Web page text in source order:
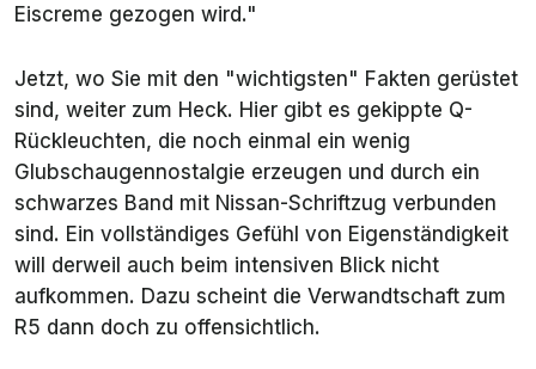
Eiscreme gezogen wird."
Jetzt, wo Sie mit den "wichtigsten" Fakten gerüstet
sind, weiter zum Heck. Hier gibt es gekippte Q-
Rückleuchten, die noch einmal ein wenig
Glubschaugennostalgie erzeugen und durch ein
schwarzes Band mit Nissan-Schriftzug verbunden
sind. Ein vollständiges Gefühl von Eigenständigkeit
will derweil auch beim intensiven Blick nicht
aufkommen. Dazu scheint die Verwandtschaft zum
R5 dann doch zu offensichtlich.